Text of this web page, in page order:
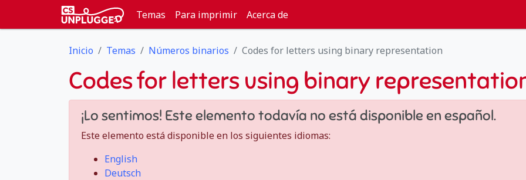
Temas Para imprimir Acerca de
Inicio Temas Números binarios Codes for letters using binary representation
Codes for letters using binary
¡Lo sentimos! Este elemento todavía no está disponible en español.
Este elemento está disponible en los siguientes idiomas:
English
Deutsch